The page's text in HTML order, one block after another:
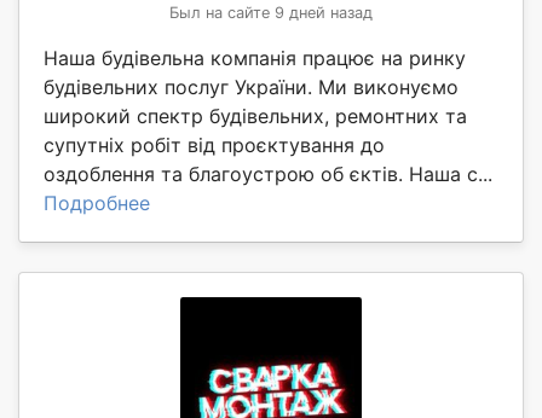
Был на сайте 9 дней назад
Наша будівельна компанія працює на ринку
будівельних послуг України. Ми виконуємо
широкий спектр будівельних, ремонтних та
супутніх робіт від проєктування до
оздоблення та благоустрою об єктів. Наша с...
Подробнее